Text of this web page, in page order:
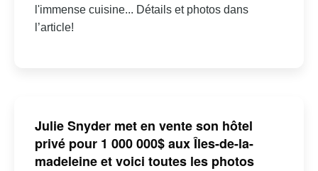
l'immense cuisine... Détails et photos dans
l’article!
Julie Snyder met en vente son hôtel
privé pour 1 000 000$ aux Îles-de-la-
madeleine et voici toutes les photos